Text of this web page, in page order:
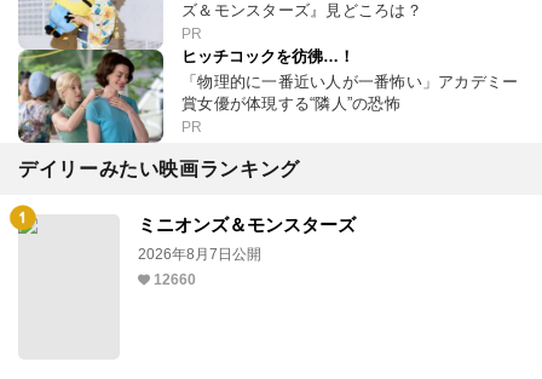
ズ＆モンスターズ』見どころは？
PR
ヒッチコックを彷彿…！
「物理的に一番近い人が一番怖い」アカデミー
賞女優が体現する“隣人”の恐怖
PR
デイリーみたい映画ランキング
ミニオンズ＆モンスターズ
2026年8月7日公開
12660